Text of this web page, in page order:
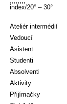
index/20° – 30°
Ateliér intermédií
Vedoucí
Asistent
Studenti
Absolventi
Aktivity
Přijímačky